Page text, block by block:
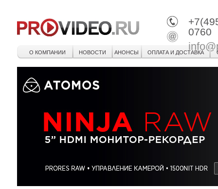
0760
О КОМПАНИИ НОВОСТИ АНОНСЫ ОПЛАТА И ДОСТАВКА